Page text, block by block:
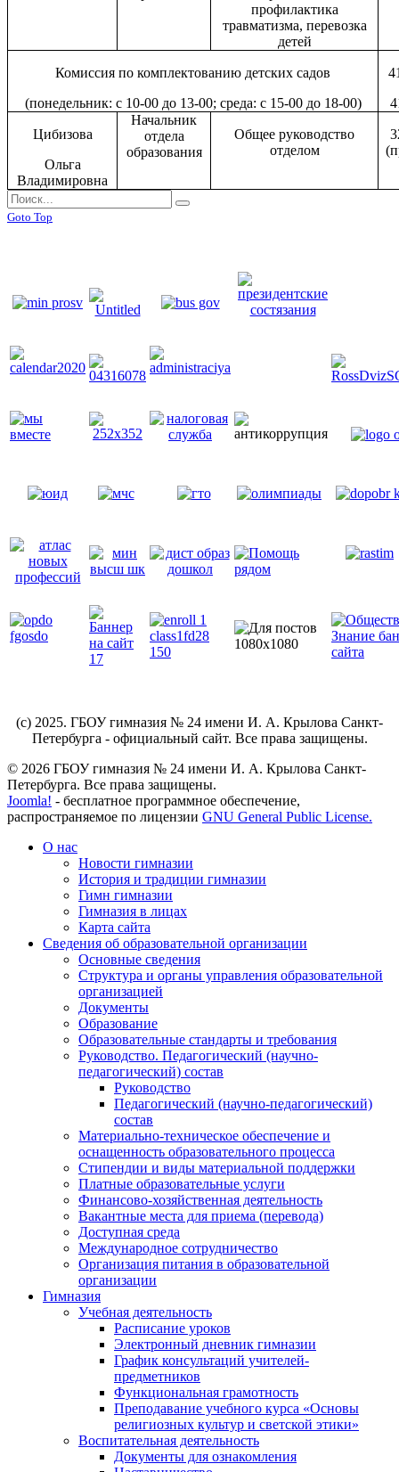
профилактика
травматизма, перевозка
детей
Комиссия по комплектованию детских садов
(понедельник: с 10-00 до 13-00; среда: с 15-00 до 18-00)
Цибизова
Ольга
Владимировна
Начальник
отдела
образования
Общее руководство
отделом
Goto Top
(c) 2025. ГБОУ гимназия № 24 имени И. А. Крылова Санкт-
Петербурга - официальный сайт. Все права защищены.
© 2026 ГБОУ гимназия № 24 имени И. А. Крылова Санкт-
Петербурга. Все права защищены.
Joomla! - бесплатное программное обеспечение,
распространяемое по лицензии GNU General Public License.
О нас
Новости гимназии
История и традиции гимназии
Гимн гимназии
Гимназия в лицах
Карта сайта
Сведения об образовательной организации
Основные сведения
Структура и органы управления образовательной
организацией
Документы
Образование
Образовательные стандарты и требования
Руководство. Педагогический (научно-
педагогический) состав
Руководство
Педагогический (научно-педагогический)
состав
Материально-техническое обеспечение и
оснащенность образовательного процесса
Стипендии и виды материальной поддержки
Платные образовательные услуги
Финансово-хозяйственная деятельность
Вакантные места для приема (перевода)
Доступная среда
Международное сотрудничество
Организация питания в образовательной
организации
Гимназия
Учебная деятельность
Расписание уроков
Электронный дневник гимназии
График консультаций учителей-
предметников
Функциональная грамотность
Преподавание учебного курса «Основы
религиозных культур и светской этики»
Воспитательная деятельность
Документы для ознакомления